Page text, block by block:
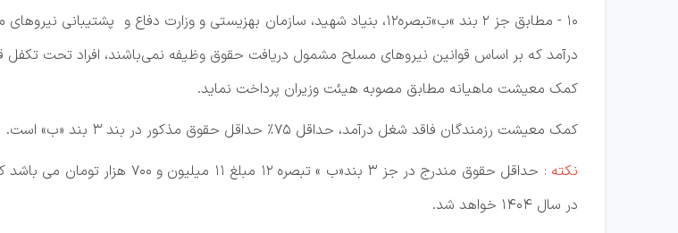
10 - مطابق جز 2 بند »ب»تبصره12، بنیاد شهید، سازمان بهزیستی و وزارت دفاع و
درآمد که بر اساس قوانین نیروهای مسلح مشمول دریافت حقوق وظیفه نمی‌باشند، افراد تحت تکفل
کمک معیشت ماهیانه مطابق مصوبه هیئت وزیران پرداخت نماید.
کمک معیشت رزمندگان فاقد شغل درآمد، حداقل 75% حداقل حقوق مذکور در بند 3 بند «ب» است.
نکته :
در سال 1404 خواهد شد.